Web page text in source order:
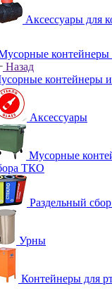
Аксессуары для
Назад
контейнеры
Аксессуары
Мусорные
ТКО
Раздельный
Урны
Контейнеры для